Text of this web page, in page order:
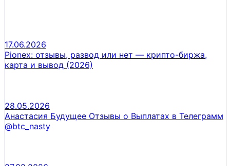
17.06.2026
Pionex: отзывы, развод или нет — крипто-биржа,
карта и вывод (2026)
28.05.2026
Анастасия Будущее Отзывы о Выплатах в Телеграмм
@btc_nasty